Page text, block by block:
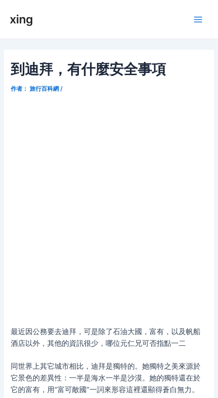
xing
到迪拜，有什麼安全事項
作者： 旅行百科網 /
最近因公務要去迪拜，可是除了石油大國，富有，以及帆船
酒店以外，其他的資訊很少，哪位元仁兄可否指點一二
同世界上其它城市相比，迪拜是獨特的。她獨特之美來源於
它景色的差異性：一半是海水一半是沙漠。她的獨特還在於
它的富有，用“富可敵國”一詞來形容這裡還顯得蒼白無力。